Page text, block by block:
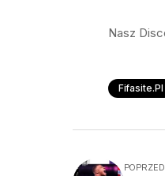
Nasz
Fifasite.pl